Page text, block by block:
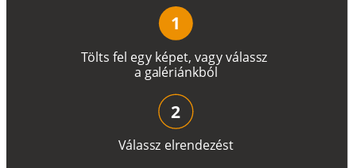
Tölts fel egy képet, vagyválassz
a galériánkból
1
Válassz elrendezést
2